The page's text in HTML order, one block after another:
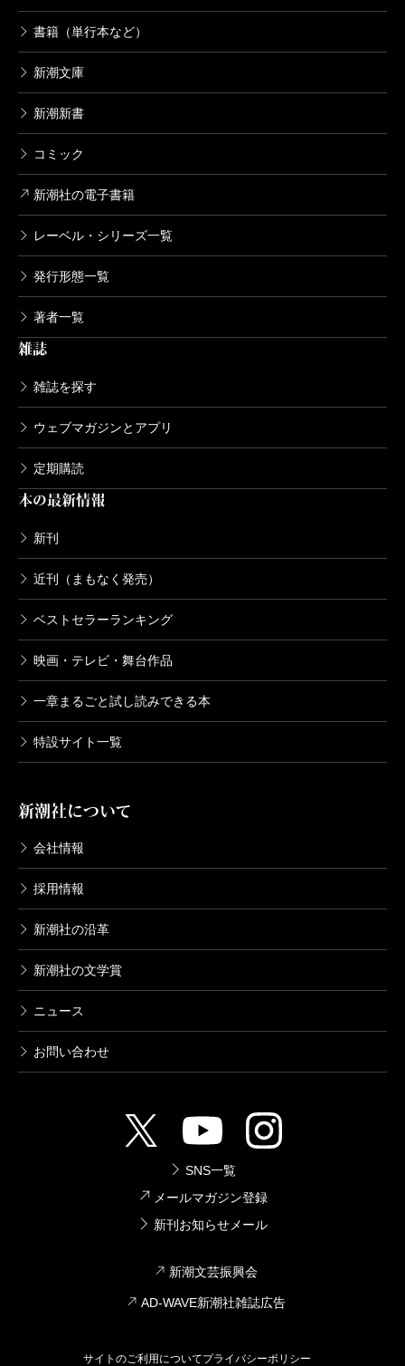
書籍（単行本など）
新潮文庫
新潮新書
コミック
新潮社の電子書籍
レーベル・シリーズ一覧
発行形態一覧
著者一覧
雑誌
雑誌を探す
ウェブマガジンとアプリ
定期購読
本の最新情報
新刊
近刊（まもなく発売）
ベストセラーランキング
映画・テレビ・舞台作品
一章まるごと試し読みできる本
特設サイト一覧
新潮社について
会社情報
採用情報
新潮社の沿革
新潮社の文学賞
ニュース
お問い合わせ
SNS一覧
メールマガジン登録
新刊お知らせメール
新潮文芸振興会
AD-WAVE新潮社雑誌広告
サイトのご利用についてプライバシーポリシー